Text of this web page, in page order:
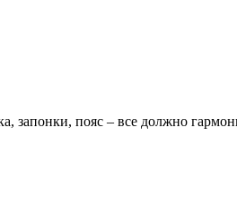
запонки, пояс – все должно